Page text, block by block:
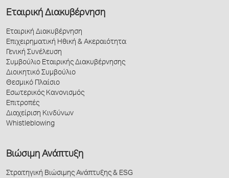
Εταιρική Διακυβέρνηση
Εταιρική Διακυβέρνηση
Επιχειρηματική Ηθική & Ακεραιότητα
Γενική Συνέλευση
Συμβούλιο Εταιρικής Διακυβέρνησης
Διοικητικό Συμβούλιο
Θεσμικό Πλαίσιο
Εσωτερικός Κανονισμός
Επιτροπές
Διαχείριση Κινδύνων
Whistleblowing
Βιώσιμη Ανάπτυξη
Στρατηγική Βιώσιμης Ανάπτυξης & ESG